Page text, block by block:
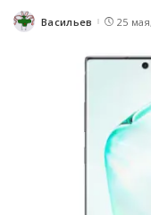
Posted
Васильев 25